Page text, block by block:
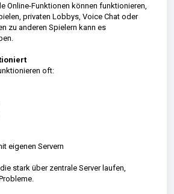
Online-Funktionen können funktionieren,
privaten Lobbys, Voice Chat oder
zu anderen Spielern kann es
oft:
eigenen Servern
stark über zentrale Server laufen,